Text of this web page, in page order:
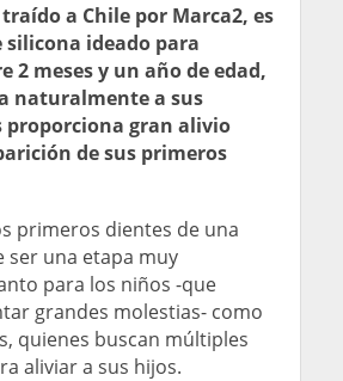
a Chile por Marca2, es
silicona ideado para
2 meses y un año de edad,
naturalmente a sus
proporciona gran alivio
de sus primeros
primeros dientes de una
ser una etapa muy
para los niños -que
grandes molestias- como
quienes buscan múltiples
aliviar a sus hijos.